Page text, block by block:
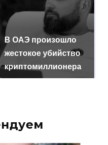
В ОАЭ произошло
жестокое убийство
криптомиллионера